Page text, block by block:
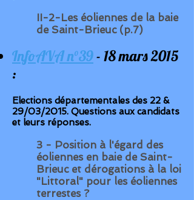
II-2-Les éoliennes de la baie
de Saint-Brieuc (p.7)
InfoAVA n°39- 18 mars 2015
:
Elections départementales des 22 &
29/03/2015. Questions aux candidats
et leurs réponses.
3 - Position à l'égard des
éoliennes en baie de Saint-
Brieuc et dérogations à la loi
"Littoral" pour les éoliennes
terrestes ?